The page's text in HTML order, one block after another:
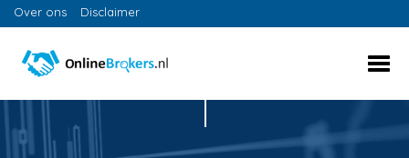
Over ons Disclaimer